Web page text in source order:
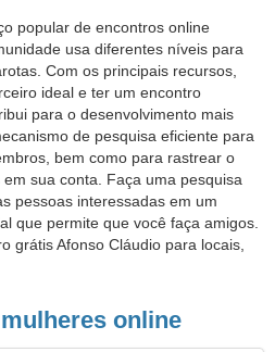
popular de encontros online
usa diferentes níveis para
Com os principais recursos,
ideal e ter um encontro
para o desenvolvimento mais
de pesquisa eficiente para
bem como para rastrear o
sua conta. Faça uma pesquisa
pessoas interessadas em um
que permite que você faça amigos.
grátis Afonso Cláudio para locais,
online